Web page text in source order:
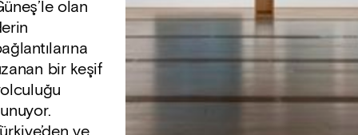
olan
bir keşif